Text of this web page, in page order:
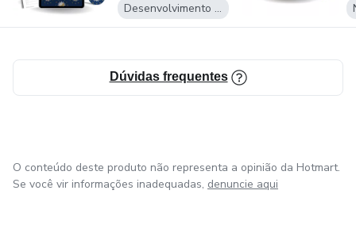
Desenvolvimento Pessoal
Dúvidas frequentes
O conteúdo deste produto não representa a opinião da Hotmart.
Se você vir informações inadequadas, denuncie aqui